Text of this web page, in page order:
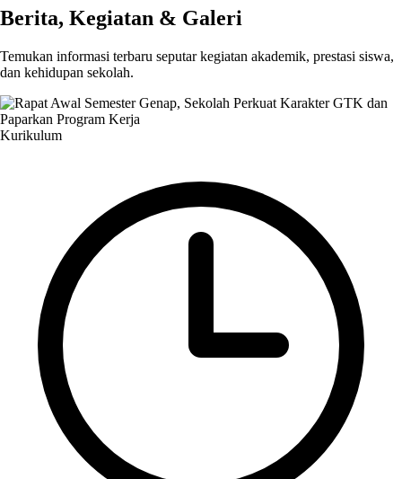
Berita, Kegiatan & Galeri
Temukan informasi terbaru seputar kegiatan akademik, prestasi siswa,
dan kehidupan sekolah.
Kurikulum